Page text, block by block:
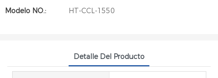
Modelo NO.:
HT-CCL-1550
Detalle Del Producto